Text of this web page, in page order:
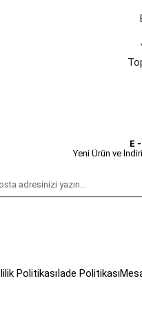
E
Yeni Ürün ve
Politikasıİade Politikası